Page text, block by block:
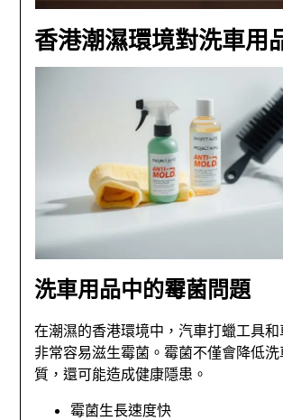
香港潮濕環境對洗車用
洗車用品中的霉菌問題
在潮濕的香港環境中，汽車打蠟工具
非常容易滋生霉菌。霉菌不僅會降低
質，還可能造成健康隱患。
霉菌生長速度快